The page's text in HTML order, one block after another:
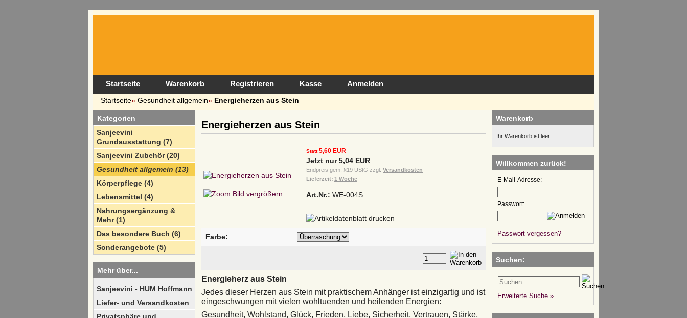
Startseite Warenkorb Registrieren Kasse Anmelden
Startseite» Gesundheit allgemein» Energieherzen aus Stein
Kategorien
Sanjeevini
Grundausstattung (7)
Sanjeevini Zubehör (20)
Gesundheit allgemein (13)
Körperpflege (4)
Lebensmittel (4)
Nahrungsergänzung &
Mehr (1)
Das besondere Buch (6)
Sonderangebote (5)
Mehr über...
Sanjeevini - HUM Hoffmann
Liefer- und Versandkosten
Energieherzen aus Stein
Bild vergrößern
Statt5,60 EUR
Jetzt nur 5,04 EUR
Endpreis gem. §19 UStG zzgl. Versandkosten
Lieferzeit: 1 Woche
Art.Nr.: WE-004S
Farbe:
Energieherz aus Stein
Jedes dieser Herzen aus Stein mit praktischem Anhänger ist einzigartig und ist
eingeschwungen mit vielen wohltuenden und heilenden Energien:
Gesundheit, Wohlstand, Glück, Frieden, Liebe, Sicherheit, Vertrauen, Stärke,
Warenkorb
Ihr Warenkorb ist leer.
Willkommen zurück!
E-Mail-Adresse:
Passwort:
Passwort vergessen?
Suchen:
Erweiterte Suche »